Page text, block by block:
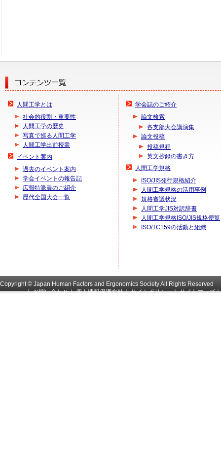
人間工学とは
社会的役割・重要性
人間工学の歴史
写真で巡る人間工学
人間工学出前授業
イベント案内
過去のイベント案内
学会イベントの報告記
広報特派員のご紹介
歴代全国大会一覧
学会誌のご紹介
論文検索
各支部大会講演集
論文投稿
投稿規程
英文抄録の書き方
人間工学規格
ISO/JIS発行規格紹介
人間工学規格の活用事例
規格審議状況
人間工学JIS対訳辞書
人間工学規格ISO/JIS規格便覧
ISO/TC159の活動と組織
Copyright © Japan Human Factors and Ergonomics Society All Rights Reserved
｜お問い合わせ｜個人情報保護方針｜サイトポリシー｜サイトマップ｜